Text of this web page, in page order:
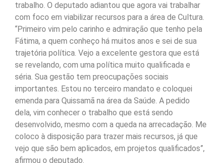
trabalho. O deputado adiantou que agora vai trabalhar
com foco em viabilizar recursos para a área de Cultura.
“Primeiro vim pelo carinho e admiração que tenho pela
Fátima, a quem conheço há muitos anos e sei de sua
trajetória política. Vejo a excelente gestora que está
se revelando, com uma política muito qualificada e
séria. Sua gestão tem preocupações sociais
importantes. Estou no terceiro mandato e coloquei
emenda para Quissamã na área da Saúde. A pedido
dela, vim conhecer o trabalho que está sendo
desenvolvido, mesmo com a queda na arrecadação. Me
coloco à disposição para trazer mais recursos, já que
vejo que são bem aplicados, em projetos qualificados”,
afirmou o deputado.